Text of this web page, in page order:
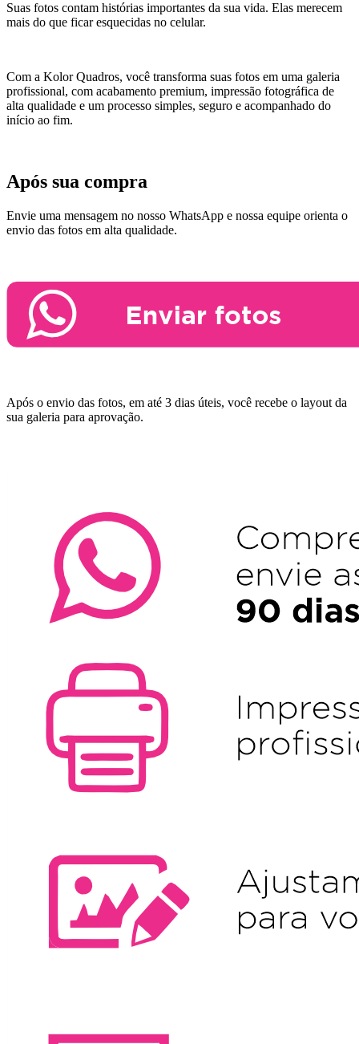
Suas fotos contam histórias importantes da sua vida. Elas merecem
mais do que ficar esquecidas no celular.
Com a Kolor Quadros, você transforma suas fotos em uma galeria
profissional, com acabamento premium, impressão fotográfica de
alta qualidade e um processo simples, seguro e acompanhado do
início ao fim.
Após sua compra
Envie uma mensagem no nosso WhatsApp e nossa equipe orienta o
envio das fotos em alta qualidade.
Após o envio das fotos, em até 3 dias úteis, você recebe o layout da
sua galeria para aprovação.